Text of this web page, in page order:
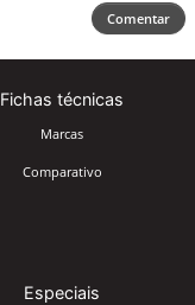
Comentar
Fichas técnicas
Marcas
Comparativo
Especiais